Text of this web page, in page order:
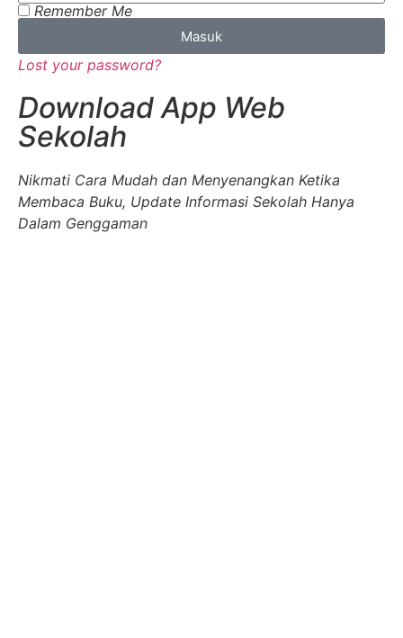
Remember Me
Masuk
Lost your password?
Download App Web
Sekolah
Nikmati Cara Mudah dan Menyenangkan Ketika
Membaca Buku, Update Informasi Sekolah Hanya
Dalam Genggaman